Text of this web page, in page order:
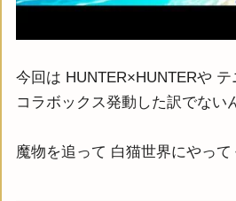
今回は HUNTER×HUNTERや
コラボックス発動した訳でない
魔物を追って 白猫世界にやって